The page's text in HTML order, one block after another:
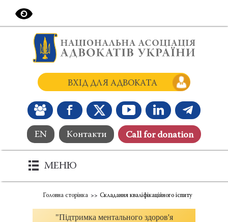
EN Контакти Сall for donation
ВХІД ДЛЯ АДВОКАТА
МЕНЮ
Головна сторінка Складання кваліфікаційного іспиту
"Підтримка ментального здоров'я